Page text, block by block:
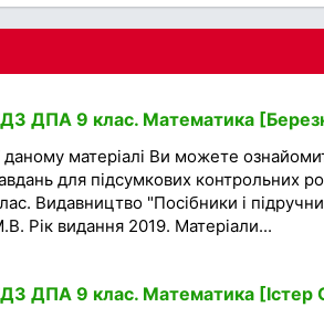
ДПА 9 клас. Математика
даному матеріалі Ви можете
для підсумкових контрольних
Видавництво "Посібники і
Рік видання 2019. Матеріали...
ДПА 9 клас. Математика [Істер